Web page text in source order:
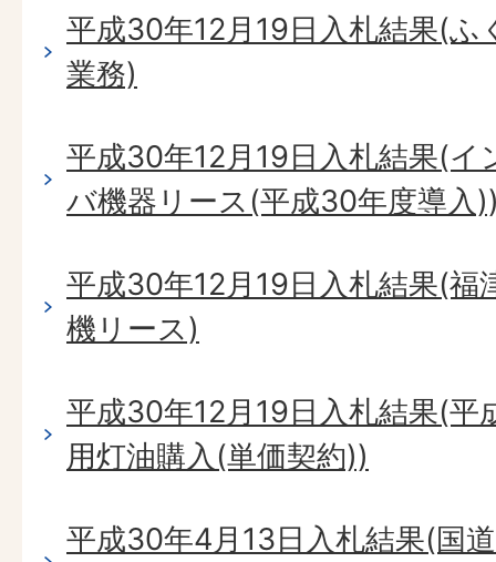
平成30年12月19日入札結果(ふ
業務)
平成30年12月19日入札結果(イ
バ機器リース(平成30年度導入
平成30年12月19日入札結果(福
機リース)
平成30年12月19日入札結果(平
用灯油購入(単価契約))
平成30年4月13日入札結果(国